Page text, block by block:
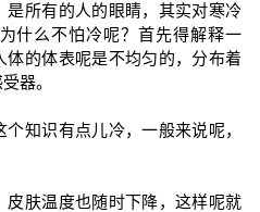
是所有的人的眼睛，其实对寒冷
什么不怕冷呢？首先得解释一
的体表呢是不均匀的，分布着
器。
知识有点儿冷，一般来说呢，
肤温度也随时下降，这样呢就